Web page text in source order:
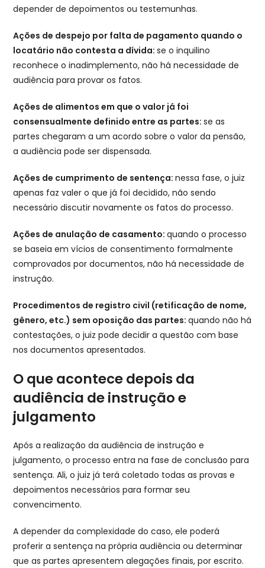
depender de depoimentos ou testemunhas.
Ações de despejo por falta de pagamento quando o
locatário não contesta a dívida:se o inquilino
reconhece o inadimplemento, não há necessidade de
audiência para provar os fatos.
Ações de alimentos em que o valor já foi
consensualmente definido entre as partes:se as
partes chegaram a um acordo sobre o valor da pensão,
a audiência pode ser dispensada.
Ações de cumprimento de sentença:nessa fase, o juiz
apenas faz valer o que já foi decidido, não sendo
necessário discutir novamente os fatos do processo.
Ações de anulação de casamento:quando o processo
se baseia em vícios de consentimento formalmente
comprovados por documentos, não há necessidade de
instrução.
Procedimentos de registro civil (retificação de nome,
gênero, etc.) sem oposição das partes:quando não há
contestações, o juiz pode decidir a questão com base
nos documentos apresentados.
O que acontece depois da
audiência de instrução e
julgamento
Após a realização da audiência de instrução e
julgamento, o processo entra na fase de conclusão para
sentença. Ali, o juiz já terá coletado todas as provas e
depoimentos necessários para formar seu
convencimento.
A depender da complexidade do caso, ele poderá
proferir a sentença na própria audiência ou determinar
que as partes apresentem alegações finais, por escrito.